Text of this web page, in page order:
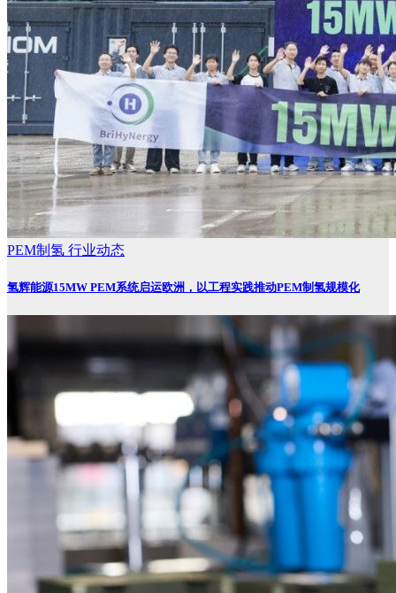
PEM制氢 行业动态
氢辉能源15MW PEM系统启运欧洲，以工程实践推动PEM制氢规模化